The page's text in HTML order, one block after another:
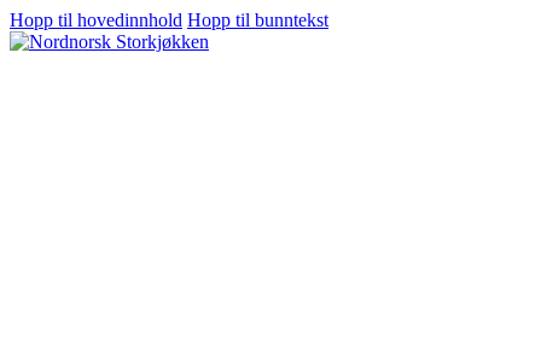
Hopp til hovedinnhold Hopp til bunntekst